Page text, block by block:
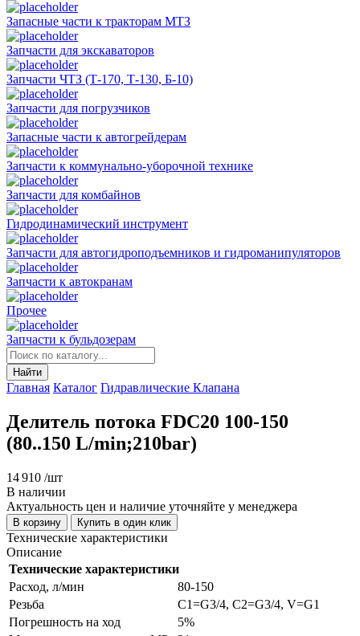
Запасные части к тракторам МТЗ
Запчасти для экскаваторов
Запчасти ЧТЗ (Т-170, Т-130, Б-10)
Запчасти для погрузчиков
Запасные части к автогрейдерам
Запчасти к коммунально-уборочной технике
Запчасти для комбайнов
Гидродинамический инструмент
Запчасти для автогидроподъемников и гидроманипуляторов
Запчасти к автокранам
Прочее
Запчасти к бульдозерам
Найти
Главная Каталог Гидравлические Клапана
Делитель потока FDC20 100-150
(80..150 L/min;210bar)
14 910 /шт
В наличии
Актуальность цен и наличие уточняйте у менеджера
В корзину Купить в один клик
Технические характеристики
Описание
Технические характеристики
Расход, л/мин
80-150
Резьба
C1=G3/4, C2=G3/4, V=G1
Погрешность на ход
5%